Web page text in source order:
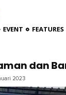
EVENT FEATURES
dan
2023